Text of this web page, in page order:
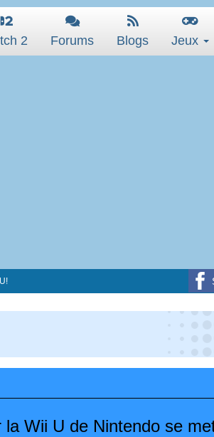
2 Forums Blogs Jeux
Wii U de Nintendo se